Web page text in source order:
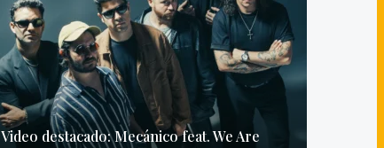
Video destacado: Mecánico feat. We Are